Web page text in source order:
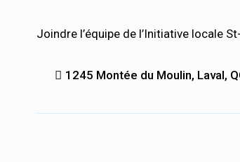
Joindre l’équipe de l’Initiative locale
1245 Montée du Moulin, Laval,